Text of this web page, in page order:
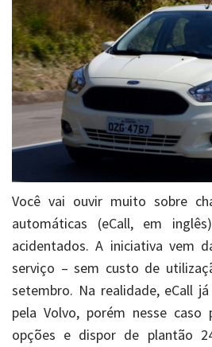
Você vai ouvir muito sobre
automáticas (eCall, em
acidentados. A iniciativa vem
serviço – sem custo de
setembro. Na realidade, eCall
pela Volvo, porém nesse
opções e dispor de plantão